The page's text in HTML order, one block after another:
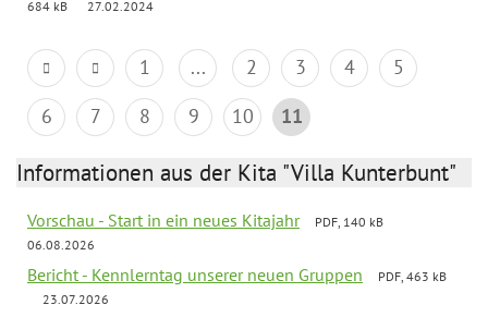
684 kB
27.02.2024
1 ... 2 3 4
5
6
7 8 9 10 11
Informationen aus der Kita "Villa Kunterbunt"
Vorschau - Start in ein neues Kitajahr
PDF, 140 kB
06.08.2026
Bericht - Kennlerntag unserer neuen Gruppen
PDF, 463 kB
23.07.2026